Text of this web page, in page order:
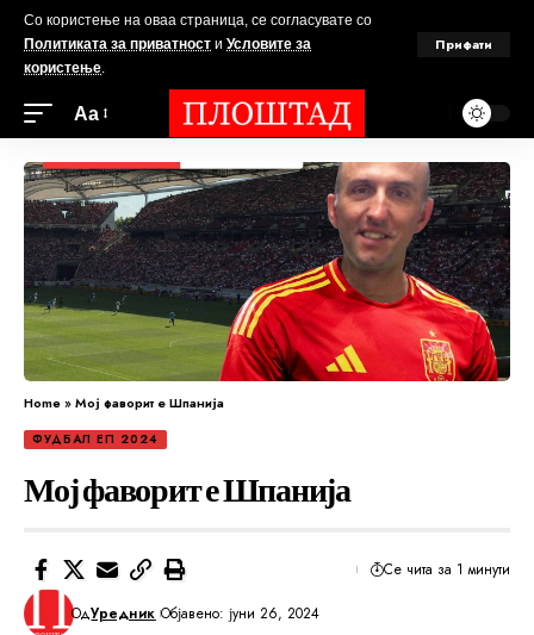
Со користење на оваа страница, се согласувате со
Политиката за приватност и Условите за
користење.
Прифати
Аа
Home»Мој фаворит е Шпанија
ФУДБАЛ ЕП 2024
Мој фаворит е Шпанија
ОдУредник Објавено: јуни 26, 2024
Се чита за 1 минути